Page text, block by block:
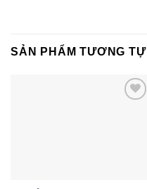
SẢN PHẨM TƯƠNG TỰ